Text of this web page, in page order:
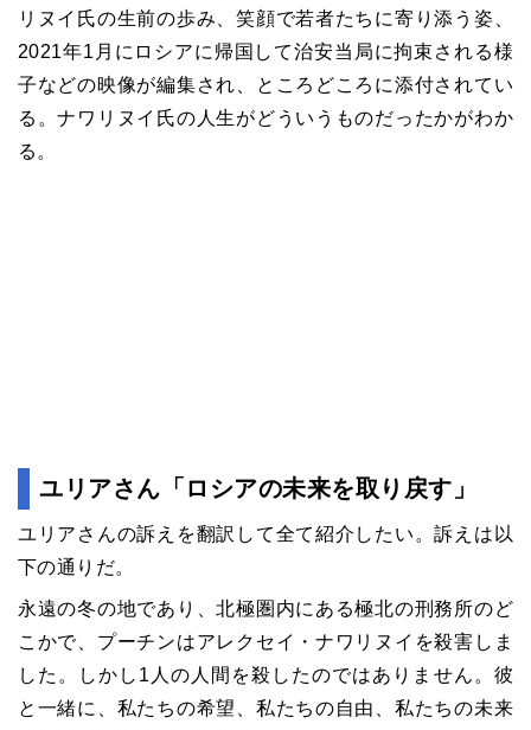
リヌイ氏の生前の歩み、笑顔で若者たちに寄り添う姿、
2021年1月にロシアに帰国して治安当局に拘束される様
子などの映像が編集され、ところどころに添付されてい
る。ナワリヌイ氏の人生がどういうものだったかがわか
る。
ユリアさん「 ロシアの未来を取り戻す 」
ユリアさんの訴えを翻訳して全て紹介したい。訴えは以
下の通りだ。
永遠の冬の地であり、北極圏内にある極北の刑務所のど
こかで、プーチンはアレクセイ・ナワリヌイを殺害しま
した。しかし1人の人間を殺したのではありません。彼
と一緒に、私たちの希望、私たちの自由、私たちの未来